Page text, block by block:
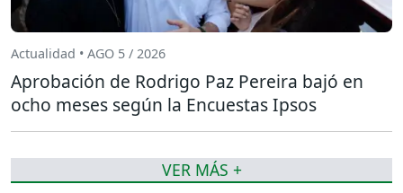
Actualidad • AGO 5 / 2026
Aprobación de Rodrigo Paz Pereira bajó en
ocho meses según la Encuestas Ipsos
VER MÁS +